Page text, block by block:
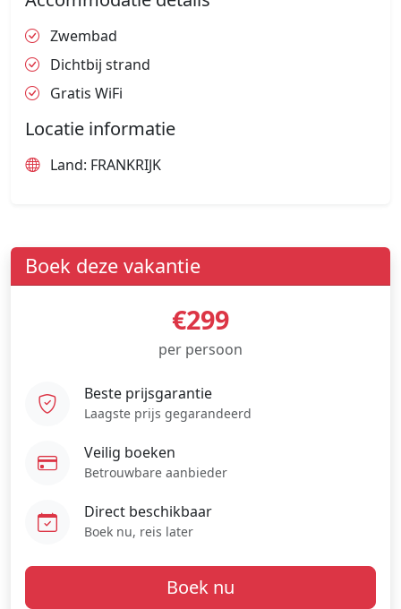
Zwembad
Dichtbij strand
Gratis WiFi
Locatie informatie
Land: FRANKRIJK
Boek deze vakantie
€299
per persoon
Beste prijsgarantie
Laagste prijs gegarandeerd
Veilig boeken
Betrouwbare aanbieder
Direct beschikbaar
Boek nu, reis later
Boek nu